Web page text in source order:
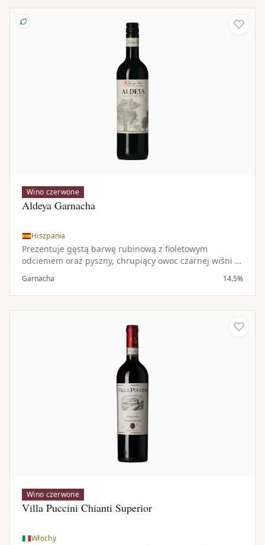
Wino czerwone
Aldeya Garnacha
Hiszpania
Prezentuje gęstą barwę rubinową z fioletowym
odcieniem oraz pyszny, chrupiący owoc czarnej wiśni i
maliny z nutami kakao i wanilii. To średnio- do
pełnocielistego, czyste, owocowe i wytrawne Grenache.
Garnacha 14.5%
Wino czerwone
Villa Puccini Chianti Superior
Włochy